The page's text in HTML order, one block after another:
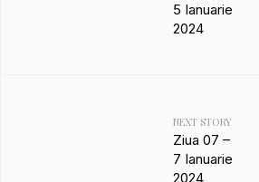
5 Ianuarie
2024
NEXT STORY
Ziua 07 –
7 Ianuarie
2024